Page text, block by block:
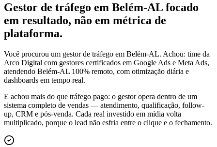
Gestor de tráfego em Belém-AL focado
em resultado, não em métrica de
plataforma.
Você procurou um gestor de tráfego em Belém-AL. Achou: time da
Arco Digital com gestores certificados em Google Ads e Meta Ads,
atendendo Belém-AL 100% remoto, com otimização diária e
dashboards em tempo real.
E achou mais do que tráfego pago: o gestor opera dentro de um
sistema completo de vendas — atendimento, qualificação, follow-
up, CRM e pós-venda. Cada real investido em mídia volta
multiplicado, porque o lead não esfria entre o clique e o fechamento.